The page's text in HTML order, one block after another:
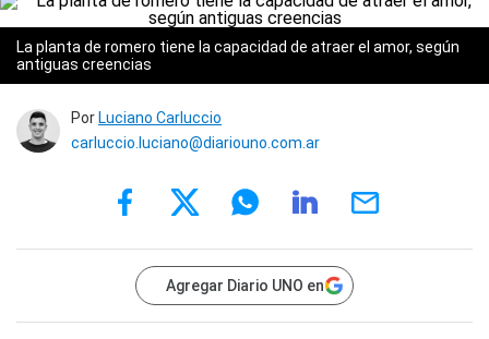
La planta de romero tiene la capacidad de atraer el amor, según
antiguas creencias
Por Luciano Carluccio
carluccio.luciano@diariouno.com.ar
Agregar Diario UNO en